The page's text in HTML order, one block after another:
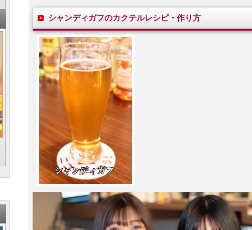
シャンディガフのカクテルレシピ・作り方